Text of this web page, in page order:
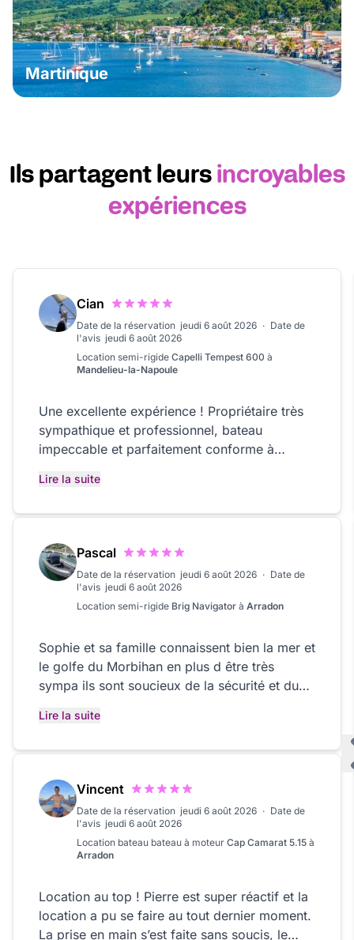
Martinique
Ils partagent leursincroyables
expériences
Cian
Date de la réservation jeudi 6 août 2026 · Date de
l'avis jeudi 6 août 2026
Location semi-rigide Capelli Tempest 600 à
Mandelieu-la-Napoule
Une excellente expérience ! Propriétaire très
sympathique et professionnel, bateau
impeccable et parfaitement conforme à
recommande vivement. Merci encore !
Lire la suite
Pascal
Date de la réservation jeudi 6 août 2026 · Date de
l'avis jeudi 6 août 2026
Location semi-rigide Brig Navigator à Arradon
Sophie et sa famille connaissent bien la mer et
le golfe du Morbihan en plus d être très
sympa ils sont soucieux de la sécurité et du
Lire la suite
Vincent
Date de la réservation jeudi 6 août 2026 · Date de
l'avis jeudi 6 août 2026
Location bateau bateau à moteur Cap Camarat 5.15 à
Arradon
Location au top ! Pierre est super réactif et la
location a pu se faire au tout dernier moment.
La prise en main s’est faite sans soucis, le